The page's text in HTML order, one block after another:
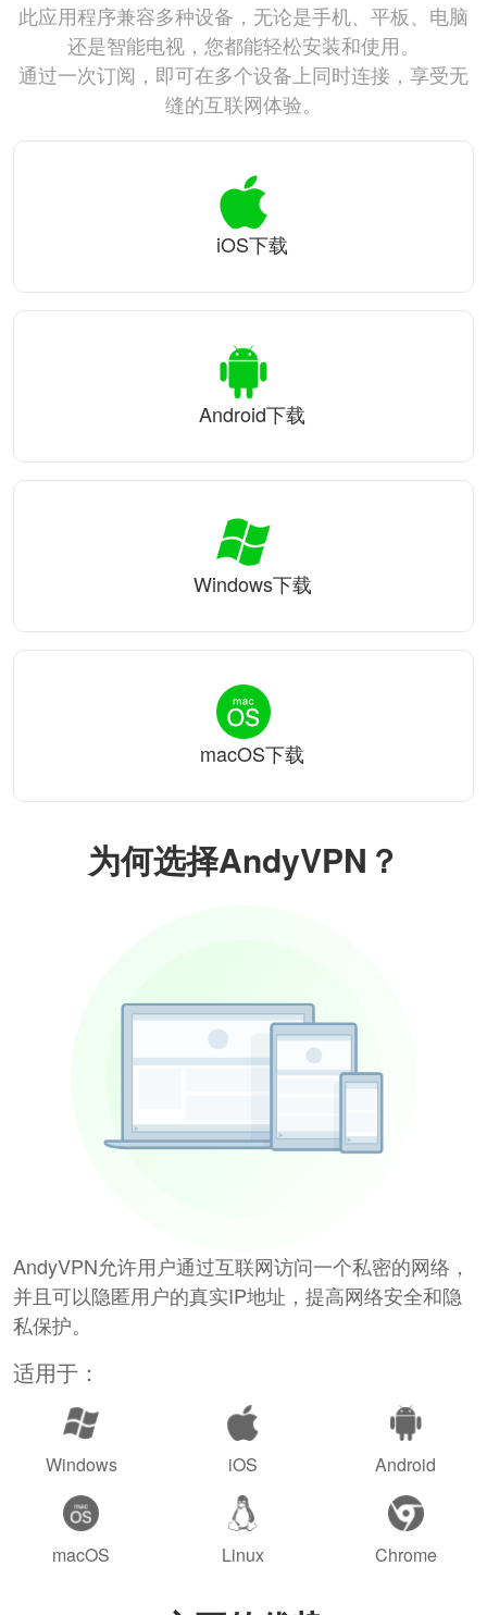
为何选择AndyVPN？
AndyVPN允许用户通过互联网访问一个私密的网络，
并且可以隐匿用户的真实IP地址，提高网络安全和隐
私保护。
适用于：
Windows iOS Android
macOS Linux Chrome
此应用程序兼容多种设备，无论是手机、平板、电脑
还是智能电视，您都能轻松安装和使用。
通过一次订阅，即可在多个设备上同时连接，享受无
缝的互联网体验。
iOS下载
Android下载
Windows下载
macOS下载